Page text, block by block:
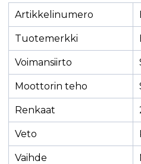
Artikkelinumero
Tuotemerkki
Voimansiirto
Moottorin teho
Renkaat
Veto
Vaihde